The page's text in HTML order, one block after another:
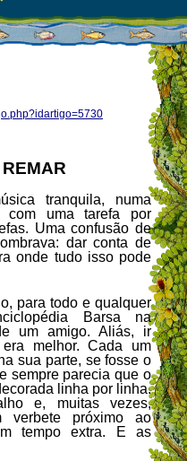
tranquila, numa
com uma tarefa por
Uma confusão de
dar conta de
onde tudo isso pode
para todo e qualquer
Barsa na
um amigo. Aliás, ir
melhor. Cada um
sua parte, se fosse o
sempre parecia que o
linha por linha.
e, muitas vezes,
verbete próximo ao
tempo extra. E as